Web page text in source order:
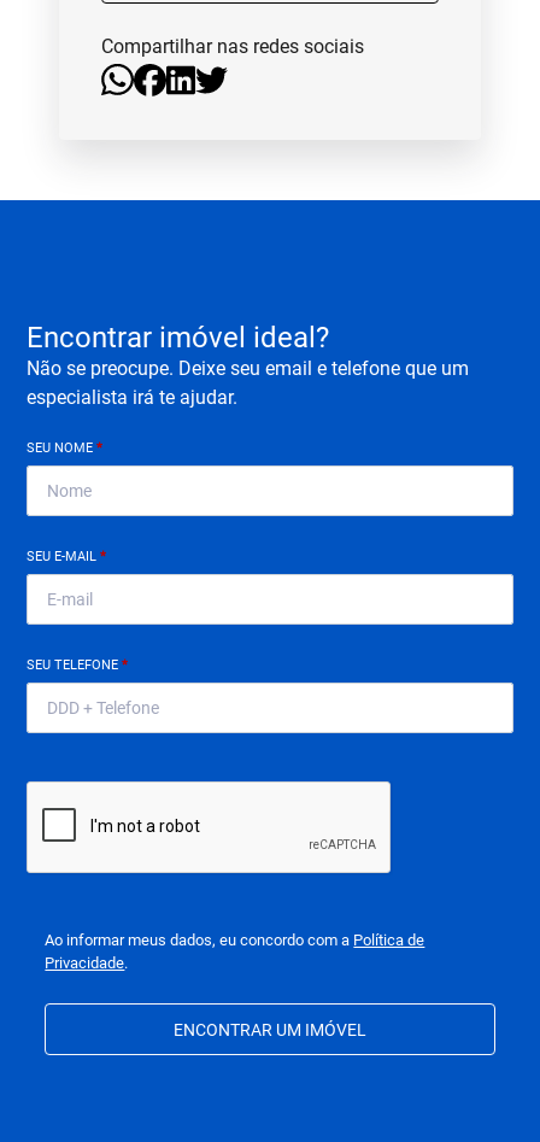
Compartilhar nas redes sociais
Encontrar imóvel ideal?
Não se preocupe. Deixe seu email e telefone que um
especialista irá te ajudar.
SEU NOME*
SEU E-MAIL*
SEU TELEFONE*
Ao informar meus dados, eu concordo com a Política de
Privacidade.
ENCONTRAR UM IMÓVEL